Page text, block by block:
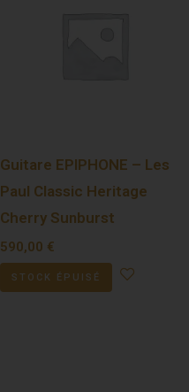
Guitare EPIPHONE – Les
Paul Classic Heritage
Cherry Sunburst
590,00 €
STOCK ÉPUISÉ